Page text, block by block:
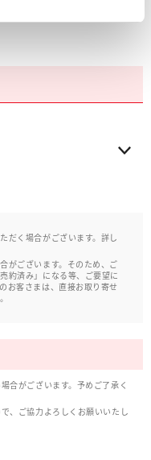
だく場合がございます。詳し
がございます。そのため、ご
約済み」になる等、ご要望に
お客さまは、直接お取り寄せ
合がございます。予めご了承く
、ご協力よろしくお願いいたし